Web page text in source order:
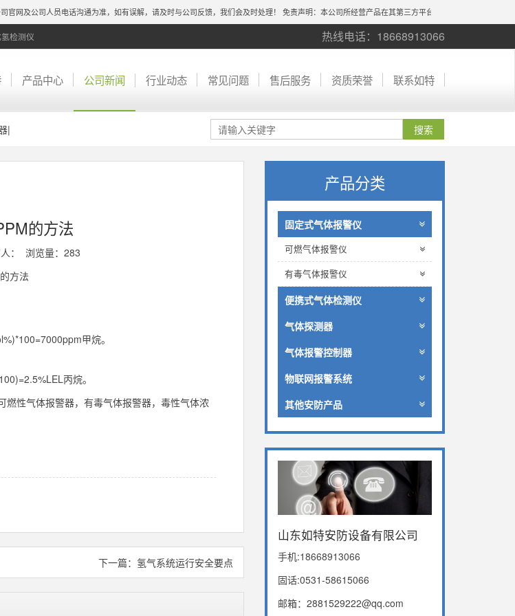
及公司人员电话沟通为准，如有误解，请及时与公司反馈，我们会及时处理！ 免责声明：本公司所经营产品在其第三方平台所发布的宣传图片、尺
检测仪 热线电话：18668913066
产品中心 公司新闻 行业动态 常见问题 售后服务 资质荣誉 联系如特
|
的方法
： 浏览量： 283
方法
甲烷。
丙烷。
性气体报警器，有毒气体报警器，毒性气体浓
下一篇： 氢气系统运行安全要点
产品分类
固定式气体报警仪
可燃气体报警仪
有毒气体报警仪
便携式气体检测仪
气体探测器
气体报警控制器
物联网报警系统
其他安防产品
山东如特安防设备有限公司
手机:18668913066
固话:0531-58615066
邮箱：2881529222@qq.com